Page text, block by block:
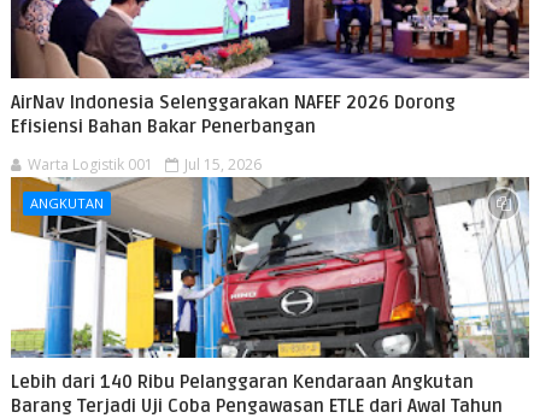
AirNav Indonesia Selenggarakan NAFEF 2026 Dorong
Efisiensi Bahan Bakar Penerbangan
Warta Logistik 001 Jul 15, 2026
ANGKUTAN
Lebih dari 140 Ribu Pelanggaran Kendaraan Angkutan
Barang Terjadi Uji Coba Pengawasan ETLE dari Awal Tahun